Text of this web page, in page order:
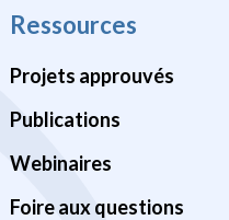
Ressources
Projets approuvés
Publications
Webinaires
Foire aux questions